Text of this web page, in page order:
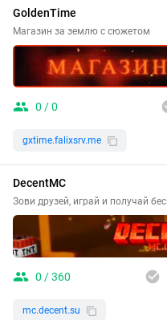
GoldenTime
Магазин за землю с сюжетом
0 / 0
gxtime.falixsrv.me
DecentMC
Зови друзей, играй и получай
0 / 360
mc.decent.su